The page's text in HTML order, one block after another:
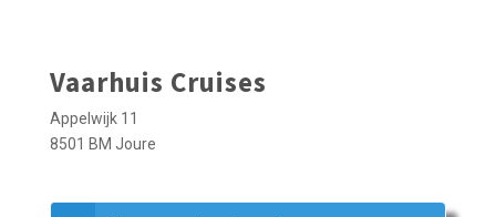
Vaarhuis Cruises
Appelwijk 11
8501 BM Joure